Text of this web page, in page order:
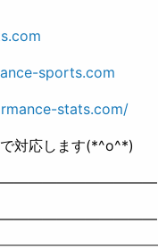
sports.com
stats.com/
対応します(*^o^*)